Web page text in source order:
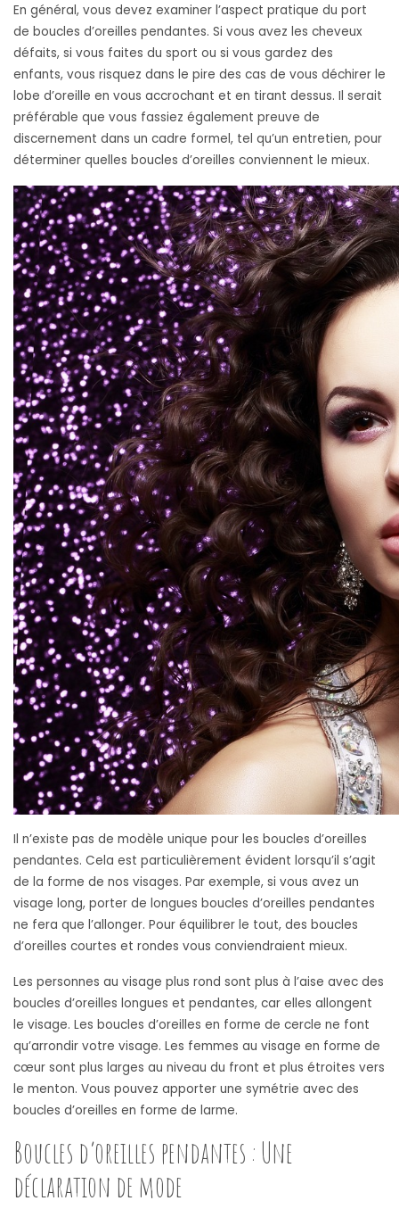
En général, vous devez examiner l’aspect pratique du port
de boucles d’oreilles pendantes. Si vous avez les cheveux
défaits, si vous faites du sport ou si vous gardez des
enfants, vous risquez dans le pire des cas de vous déchirer le
lobe d’oreille en vous accrochant et en tirant dessus. Il serait
préférable que vous fassiez également preuve de
discernement dans un cadre formel, tel qu’un entretien, pour
déterminer quelles boucles d’oreilles conviennent le mieux.
Il n’existe pas de modèle unique pour les boucles d’oreilles
pendantes. Cela est particulièrement évident lorsqu’il s’agit
de la forme de nos visages. Par exemple, si vous avez un
visage long, porter de longues boucles d’oreilles pendantes
ne fera que l’allonger. Pour équilibrer le tout, des boucles
d’oreilles courtes et rondes vous conviendraient mieux.
Les personnes au visage plus rond sont plus à l’aise avec des
boucles d’oreilles longues et pendantes, car elles allongent
le visage. Les boucles d’oreilles en forme de cercle ne font
qu’arrondir votre visage. Les femmes au visage en forme de
cœur sont plus larges au niveau du front et plus étroites vers
le menton. Vous pouvez apporter une symétrie avec des
boucles d’oreilles en forme de larme.
Boucles d’oreilles pendantes : Une
déclaration de mode